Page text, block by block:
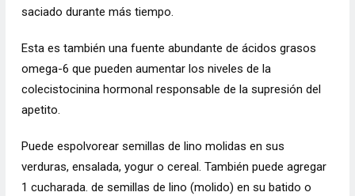
saciado durante más tiempo.
Esta es también una fuente abundante de ácidos grasos
omega-6 que pueden aumentar los niveles de la
colecistocinina hormonal responsable de la supresión del
apetito.
Puede espolvorear semillas de lino molidas en sus
verduras, ensalada, yogur o cereal. También puede agregar
1 cucharada. de semillas de lino (molido) en su batido o